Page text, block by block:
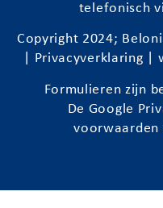
telefonisch
Copyright 2024;
Privacyverklaring |
Formulieren zijn
De Google
voorwaarden